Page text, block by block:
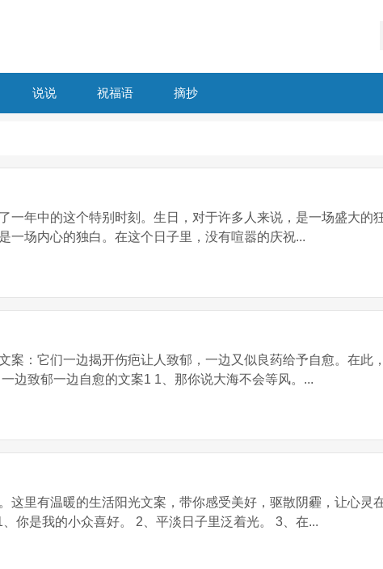
说说 祝福语 摘抄
一年中的这个特别时刻。生日，对于许多人来说，是一场盛大的
一场内心的独白。在这个日子里，没有喧嚣的庆祝...
案：它们一边揭开伤疤让人致郁，一边又似良药给予自愈。在此
边致郁一边自愈的文案1 1、那你说大海不会等风。...
这里有温暖的生活阳光文案，带你感受美好，驱散阴霾，让心灵
你是我的小众喜好。 2、平淡日子里泛着光。 3、在...